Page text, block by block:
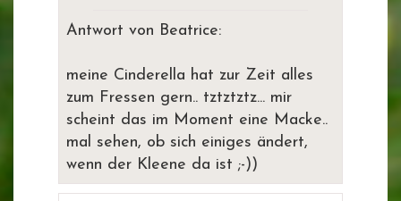
Antwort von Beatrice:
meine Cinderella hat zur Zeit alles
zum Fressen gern.. tztztztz... mir
scheint das im Moment eine Macke..
mal sehen, ob sich einiges ändert,
wenn der Kleene da ist ;-))